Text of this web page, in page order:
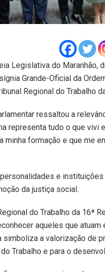
Legislativa do Maranhão,
Grande-Oficial da
Regional do Trabalho
ressaltou a
representa tudo o que vivi
minha formação e que me
e
da justiça social.
do Trabalho da 16ª
aqueles que
simboliza a valorização de
Trabalho e para o